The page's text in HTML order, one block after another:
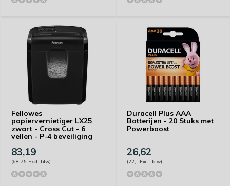
Fellowes
papiervernietiger LX25
zwart - Cross Cut - 6
vellen - P-4 beveiliging
83,19
(68,75 Excl. btw)
Duracell Plus AAA
Batterijen - 20 Stuks met
Powerboost
26,62
(22,- Excl. btw)